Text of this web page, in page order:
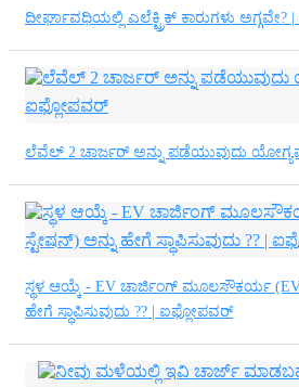
ದೀರ್ಘಾವಧಿಯಲ್ಲಿ ಎಲೆಕ್ಟ್ರಿಕ್ ಕಾರುಗಳು
ಲೆವೆಲ್ 2 ಚಾರ್ಜರ್ ಅನ್ನು ಪಡೆಯುವುದು
ಸ್ಥಳ ಆಯ್ಕೆ - EV ಚಾರ್ಜಿಂಗ್ ಮೂಲಸೌಕರ್ಯ (EV
ಹೇಗೆ ಸ್ಥಾಪಿಸುವುದು ?? | ಐಫ್ಲೋಪವರ್